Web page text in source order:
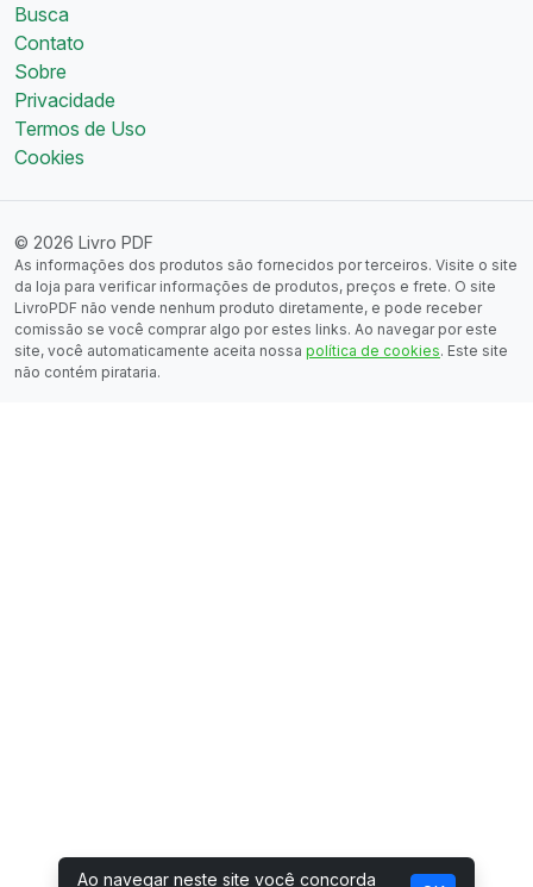
Busca
Contato
Sobre
Privacidade
Termos de Uso
Cookies
© 2026 Livro PDF
As informações dos produtos são fornecidos por terceiros. Visite o site
da loja para verificar informações de produtos, preços e frete. O site
LivroPDF não vende nenhum produto diretamente, e pode receber
comissão se você comprar algo por estes links. Ao navegar por este
site, você automaticamente aceita nossa política de cookies. Este site
não contém pirataria.
Ao navegar neste site você concorda